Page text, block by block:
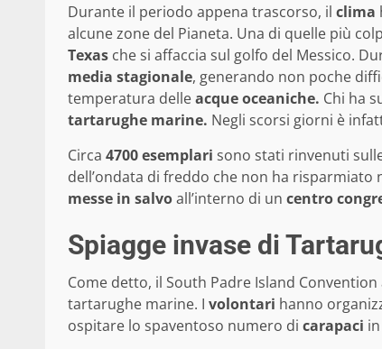
Durante il periodo appena trascorso, il clima
alcune zone del Pianeta. Una di quelle più
Texas che si affaccia sul golfo del Messico.
media stagionale, generando non poche
temperatura delleacque oceaniche. Chi ha
tartarughe marine. Negli scorsi giorni è
Circa 4700 esemplari sono stati rinvenuti
dell’ondata di freddo che non ha
messe in salvoall’interno di un centro
Spiagge invase di
Come detto, il South Padre Island
tartarughe marine. I volontari hanno
ospitare lo spaventoso numero di carapaci in